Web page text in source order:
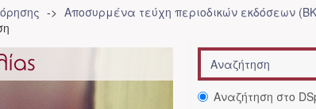
Αποσυρμένα τεύχη περιοδικών εκδόσεων
Αναζήτηση στο